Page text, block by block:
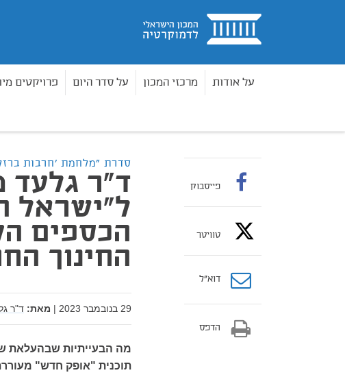
בית
על אודות מרכזי המכון על סדר היום פרויקטים
ד"ר
סדרת "מלחמת 'חרבות
ד"ר גלעד
ל"ישראל
הכספים
החינוך
29 בנובמבר 2023 | מאת: ד"ר
מה הבעייתיות שבהעלאת
תוכנית "אופק חדש"
פייסבוק
טוויטר
דוא”ל
הדפס